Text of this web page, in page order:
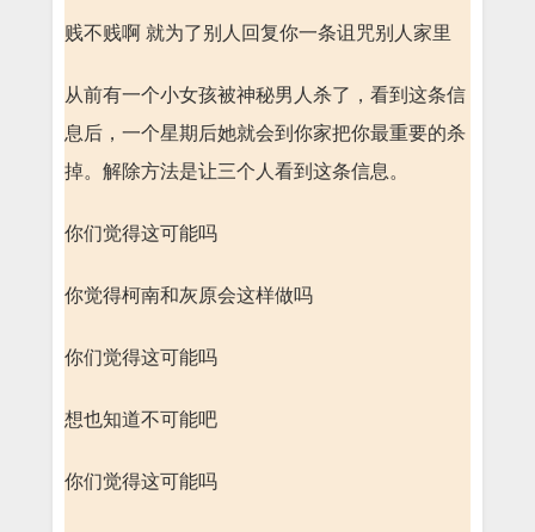
贱不贱啊 就为了别人回复你一条诅咒别人家里
从前有一个小女孩被神秘男人杀了，看到这条信
息后，一个星期后她就会到你家把你最重要的杀
掉。解除方法是让三个人看到这条信息。
你们觉得这可能吗
你觉得柯南和灰原会这样做吗
你们觉得这可能吗
想也知道不可能吧
你们觉得这可能吗